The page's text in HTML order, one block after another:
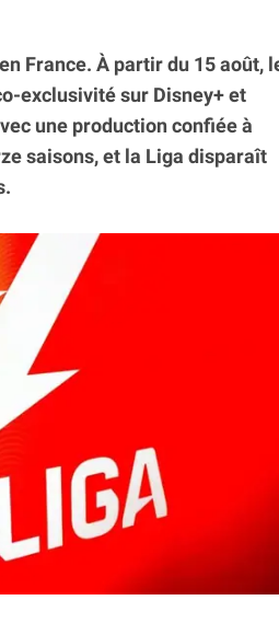
France. À partir du 15 août,
exclusivité sur Disney+ et
une production confiée à
saisons, et la Liga disparaît